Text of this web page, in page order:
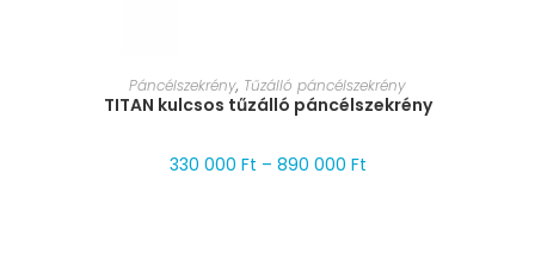
MÉRET VÁLASZTÁSA
Páncélszekrény, Tűzálló páncélszekrény
TITAN kulcsos tűzálló páncélszekrény
330 000 Ft – 890 000 Ft